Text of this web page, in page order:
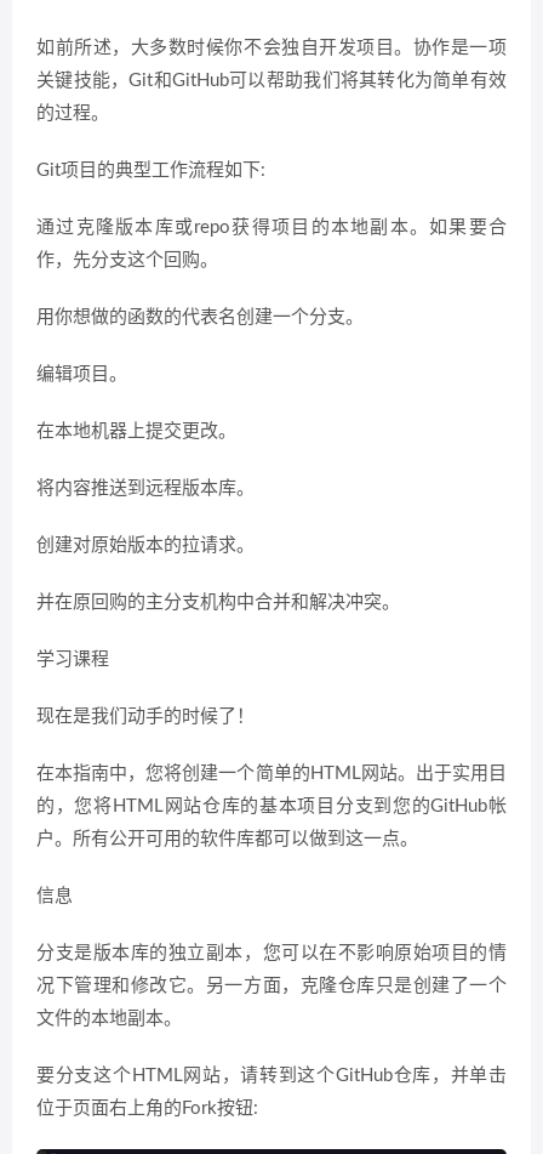
如前所述，大多数时候你不会独自开发项目。协作是一项
关键技能，Git和GitHub可以帮助我们将其转化为简单有效
的过程。
Git项目的典型工作流程如下:
通过克隆版本库或repo获得项目的本地副本。如果要合
作，先分支这个回购。
用你想做的函数的代表名创建一个分支。
编辑项目。
在本地机器上提交更改。
将内容推送到远程版本库。
创建对原始版本的拉请求。
并在原回购的主分支机构中合并和解决冲突。
学习课程
现在是我们动手的时候了！
在本指南中，您将创建一个简单的HTML网站。出于实用目
的，您将HTML网站仓库的基本项目分支到您的GitHub帐
户。所有公开可用的软件库都可以做到这一点。
信息
分支是版本库的独立副本，您可以在不影响原始项目的情
况下管理和修改它。另一方面，克隆仓库只是创建了一个
文件的本地副本。
要分支这个HTML网站，请转到这个GitHub仓库，并单击
位于页面右上角的Fork按钮: